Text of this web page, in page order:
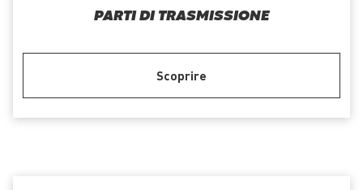
PARTI DI TRASMISSIONE
Scoprire